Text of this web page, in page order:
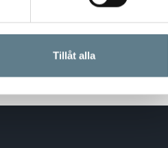
Tillåt alla